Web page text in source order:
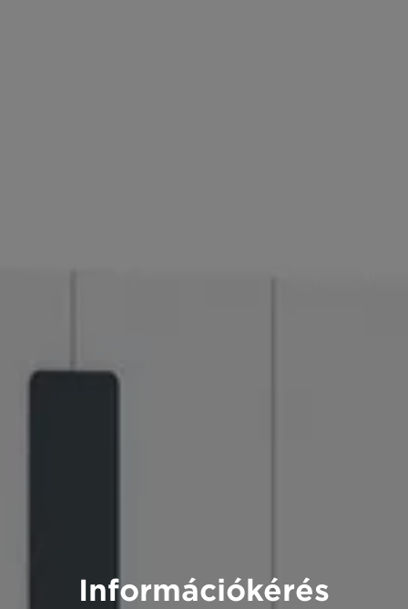
Információkérés